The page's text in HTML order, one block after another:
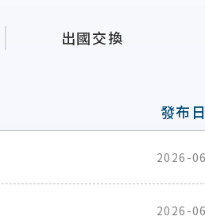
出國交換
發布
2026-
2026-